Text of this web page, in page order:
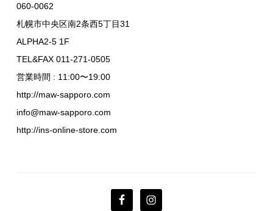
060-0062
札幌市中央区南2条西5丁目31
ALPHA2-5 1F
TEL&FAX 011-271-0505
営業時間 : 11:00〜19:00
http://maw-sapporo.com
info@maw-sapporo.com
http://ins-online-store.com